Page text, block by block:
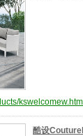
kswelcomew.html
酷设